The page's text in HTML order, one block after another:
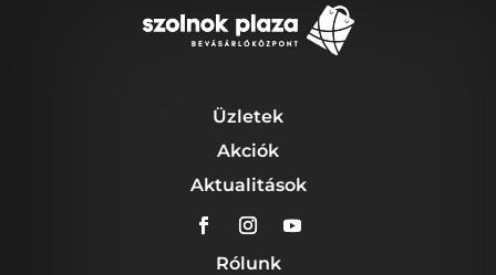
Üzletek
Akciók
Aktualitások
Rólunk